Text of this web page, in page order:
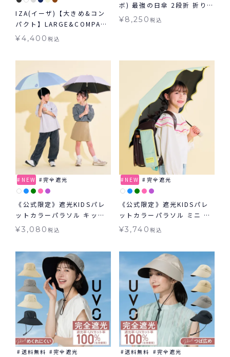
IZA(イーザ)【大きめ&コン
パクト】LARGE&COMPACT
ラージ＆コンパクト日傘 折
¥4,400税込
ボ) 最強の日傘 2段折 折りた
たみ 長傘 2way ミニ 完全
¥8,250 税込
NEW 完全遮光
《公式限定》遮光KIDSパレ
ットカラーパラソル キッズ
日傘 長傘 子ども用
¥3,080税込
NEW 完全遮光
《公式限定》遮光KIDSパレ
ットカラーパラソル ミニ キ
ッズ日傘 折りたたみ傘 子ど
¥3,740 税込
送料無料
完全遮光
送料無料
完全遮光